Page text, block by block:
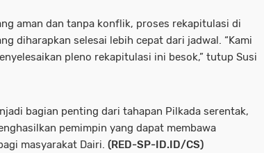
aman dan tanpa konflik, proses rekapitulasi di
diharapkan selesai lebih cepat dari jadwal. “Kami
pleno rekapitulasi ini besok,” tutup Susi
bagian penting dari tahapan Pilkada serentak,
pemimpin yang dapat membawa
masyarakat Dairi. (RED-SP-ID.ID/CS)